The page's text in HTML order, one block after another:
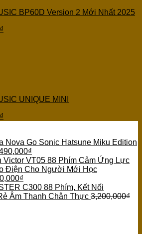
BP60D Version 2 Mới Nhất 2025
₫
UNIQUE MINI
₫
Nova Go Sonic Hatsune Miku Edition
₫
VT05 88 Phím Cảm Ứng Lực
Điện Cho Người Mới Học
₫
C300 88 Phím, Kết Nối
Âm Thanh Chân Thực 3,200,000₫